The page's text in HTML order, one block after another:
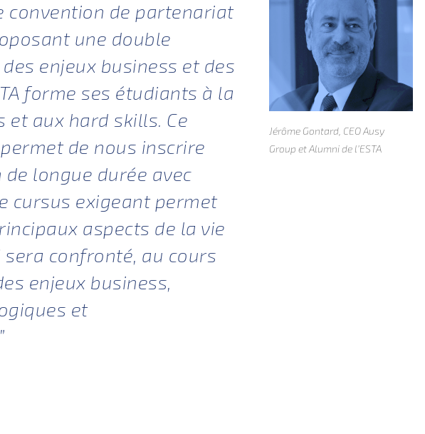
convention de partenariat
une double
enjeux business et des
forme ses étudiants à la
aux hard skills. Ce
de nous inscrire
longue durée avec
cursus exigeant permet
aspects de la vie
sera confronté, au cours
enjeux business,
et
Jérôme Gontard, CEO Ausy
Group et Alumni de l’ESTA